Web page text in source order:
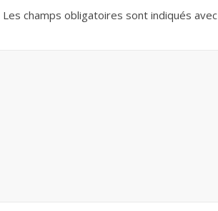
Les champs obligatoires sont indiqués avec